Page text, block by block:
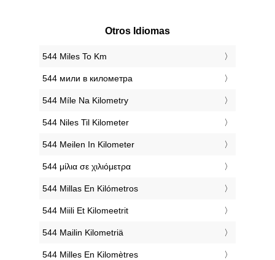
Otros Idiomas
‎544 Miles To Km
‎544 мили в километра
‎544 Míle Na Kilometry
‎544 Niles Til Kilometer
‎544 Meilen In Kilometer
‎544 μίλια σε χιλιόμετρα
‎544 Millas En Kilómetros
‎544 Miili Et Kilomeetrit
‎544 Mailin Kilometriä
‎544 Milles En Kilomètres